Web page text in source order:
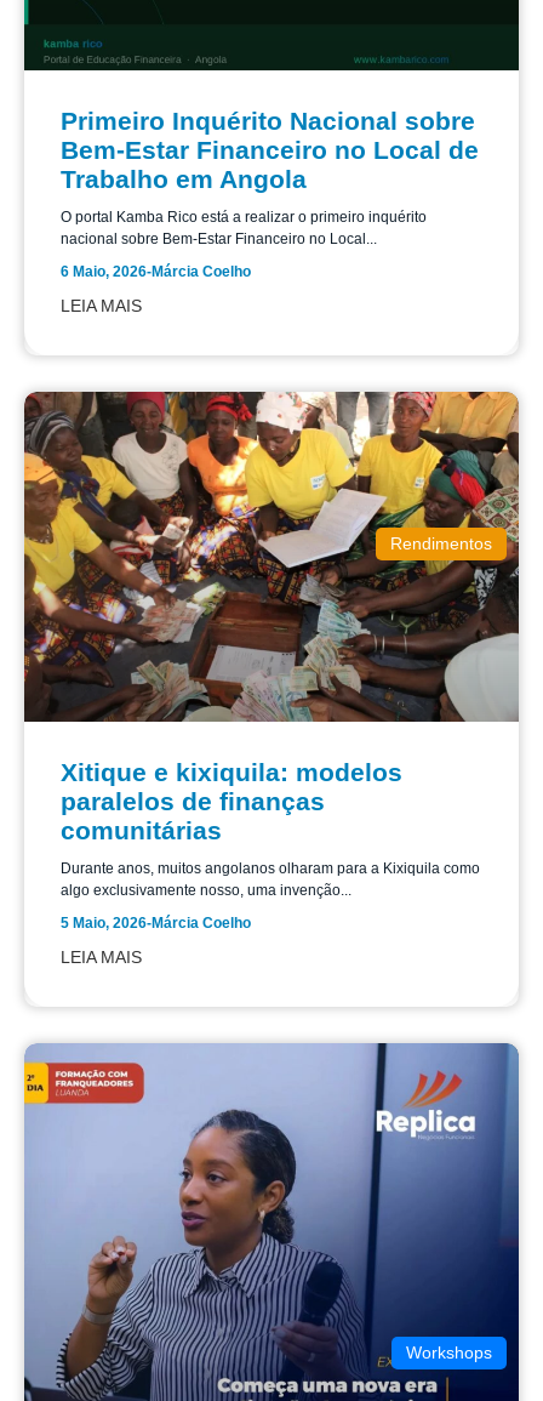
Primeiro Inquérito Nacional sobre
Bem-Estar Financeiro no Local de
Trabalho em Angola
O portal Kamba Rico está a realizar o primeiro inquérito
nacional sobre Bem-Estar Financeiro no Local...
6 Maio, 2026-Márcia Coelho
LEIA MAIS
Rendimentos
Xitique e kixiquila: modelos
paralelos de finanças
comunitárias
Durante anos, muitos angolanos olharam para a Kixiquila como
algo exclusivamente nosso, uma invenção...
5 Maio, 2026-Márcia Coelho
LEIA MAIS
Workshops